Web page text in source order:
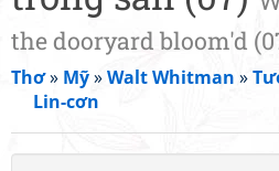
the dooryard bloom'd
Thơ» Mỹ»Walt Whitman »
Lin-cơn